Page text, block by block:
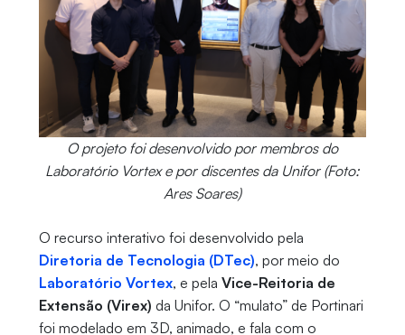
O projeto foi desenvolvido por membros do
Laboratório Vortex e por discentes da Unifor (Foto:
Ares Soares)
O recurso interativo foi desenvolvido pela
Diretoria de Tecnologia (DTec), por meio do
Laboratório Vortex, e pela Vice-Reitoria de
Extensão (Virex) da Unifor. O “mulato” de Portinari
foi modelado em 3D, animado, e fala com o